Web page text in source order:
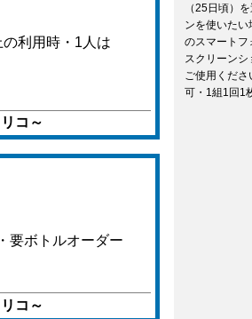
利用時・1人は
コ～
要ボトルオーダー
コ～
（25日頃）
ンを使いた
のスマートフ
スクリーン
ご使用くだ
可・1組1回1